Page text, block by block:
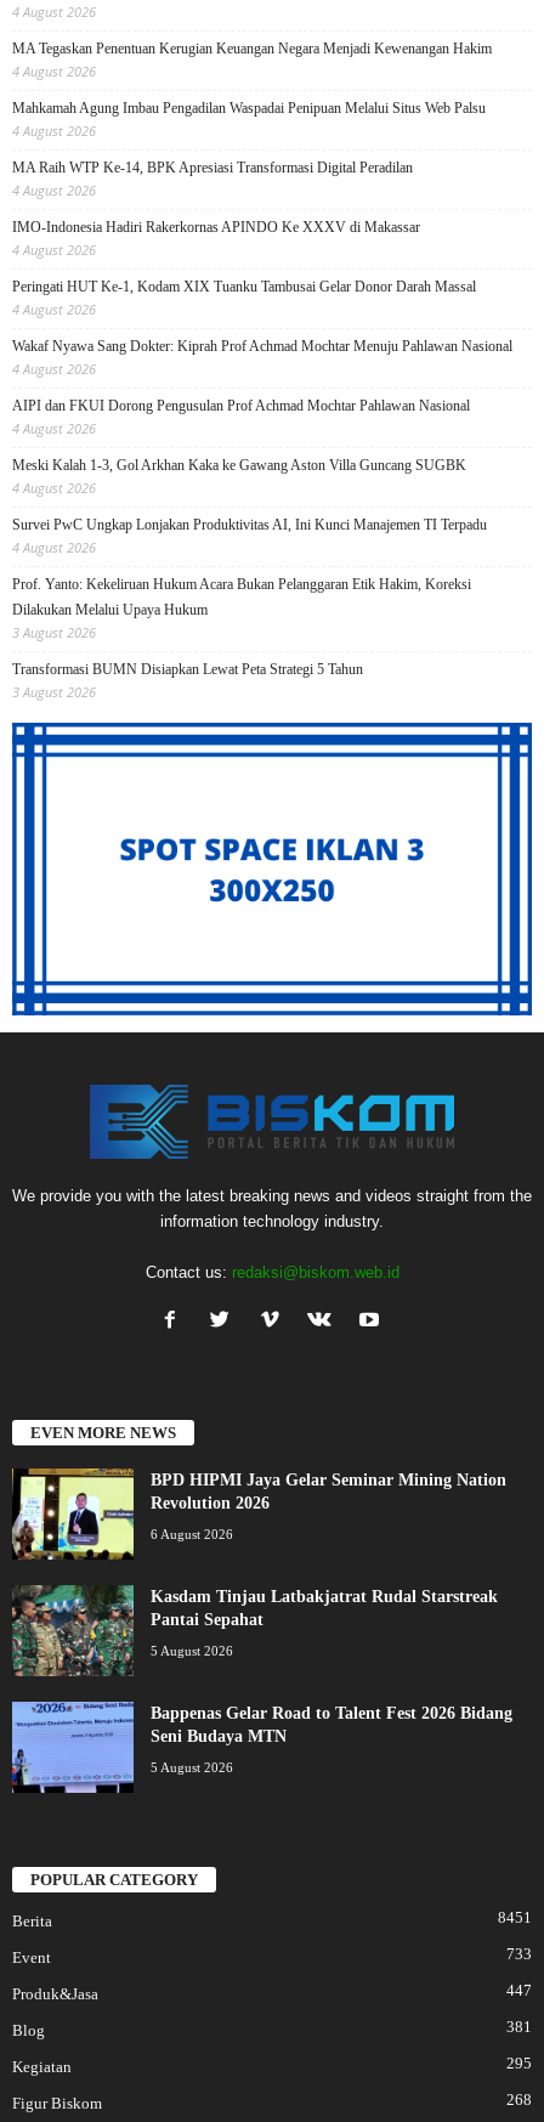
4 August 2026
MA Tegaskan Penentuan Kerugian Keuangan Negara Menjadi Kewenangan Hakim
4 August 2026
Mahkamah Agung Imbau Pengadilan Waspadai Penipuan Melalui Situs Web Palsu
4 August 2026
MA Raih WTP Ke-14, BPK Apresiasi Transformasi Digital Peradilan
4 August 2026
IMO-Indonesia Hadiri Rakerkornas APINDO Ke XXXV di Makassar
4 August 2026
Peringati HUT Ke-1, Kodam XIX Tuanku Tambusai Gelar Donor Darah Massal
4 August 2026
Wakaf Nyawa Sang Dokter: Kiprah Prof Achmad Mochtar Menuju Pahlawan Nasional
4 August 2026
AIPI dan FKUI Dorong Pengusulan Prof Achmad Mochtar Pahlawan Nasional
4 August 2026
Meski Kalah 1-3, Gol Arkhan Kaka ke Gawang Aston Villa Guncang SUGBK
4 August 2026
Survei PwC Ungkap Lonjakan Produktivitas AI, Ini Kunci Manajemen TI Terpadu
4 August 2026
Prof. Yanto: Kekeliruan Hukum Acara Bukan Pelanggaran Etik Hakim, Koreksi
Dilakukan Melalui Upaya Hukum
3 August 2026
Transformasi BUMN Disiapkan Lewat Peta Strategi 5 Tahun
3 August 2026
We provide you with the latest breaking news and videos straight from the
information technology industry.
Contact us: redaksi@biskom.web.id
EVEN MORE NEWS
BPD HIPMI Jaya Gelar Seminar Mining Nation
Revolution 2026
6 August 2026
Kasdam Tinjau Latbakjatrat Rudal Starstreak
Pantai Sepahat
5 August 2026
Bappenas Gelar Road to Talent Fest 2026 Bidang
Seni Budaya MTN
5 August 2026
POPULAR CATEGORY
Berita 8451
Event 733
Produk&Jasa 447
Blog 381
Kegiatan 295
Figur Biskom 268